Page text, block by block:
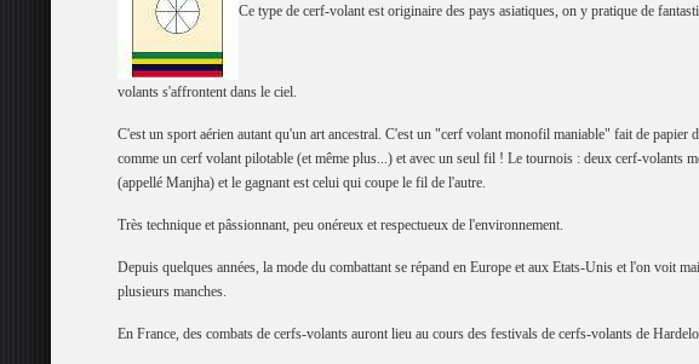
Ce type de cerf-volant est originaire des pays asiatiques, on y pratique de
volants s'affrontent dans le ciel.
C'est un sport aérien autant qu'un art ancestral. C'est un "cerf volant monofil maniable" fait de papier
comme un cerf volant pilotable (et même plus...) et avec un seul fil ! Le tournois : deux cerf-volants
(appellé Manjha) et le gagnant est celui qui coupe le fil de l'autre.
Très technique et pâssionnant, peu onéreux et respectueux de l'environnement.
Depuis quelques années, la mode du combattant se répand en Europe et aux Etats-Unis et l'on voit
plusieurs manches.
En France, des combats de cerfs-volants auront lieu au cours des festivals de cerfs-volants de